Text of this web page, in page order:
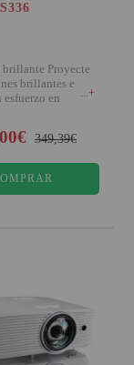
brillante Proyecte
brillantes e
esfuerzo en
+
349,39€